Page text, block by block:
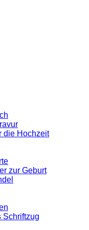
die Hochzeit
zur Geburt
Schriftzug